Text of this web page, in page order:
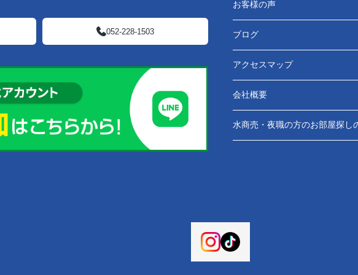
052-228-1503
お客様の声
ブログ
アクセスマップ
会社概要
水商売・夜職の方のお部屋探し